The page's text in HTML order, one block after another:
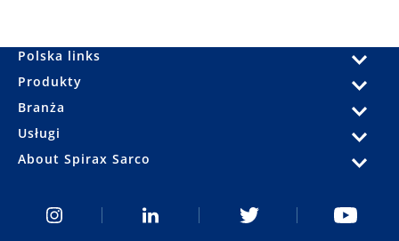
Polska links
Produkty
Branża
Usługi
About Spirax Sarco